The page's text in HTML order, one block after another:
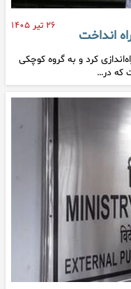
۲۶ تیر ۱۴۰۵
انداخت
کرد و به گروه کوچکی
که در…